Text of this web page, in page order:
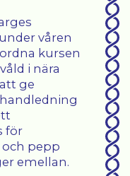
våren
kursen
i nära
ge
för
pepp
emellan.